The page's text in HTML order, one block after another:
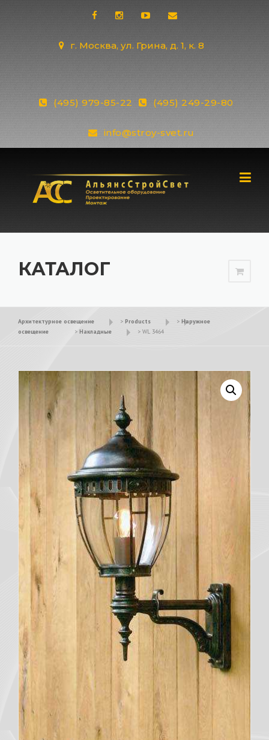
г. Москва, ул. Грина, д. 1, к. 8
(495) 979-85-22 (495) 249-29-80
info@stroy-svet.ru
КАТАЛОГ
Архитектурное освещение > Products > Наружное
освещение
> Накладные > WL 3464